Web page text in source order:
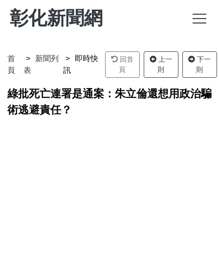
彰化新聞網
首
頁
新聞列
表
即時快
訊
回首
頁
上一
則
下一
則
綠批死亡連署是通案：朱立倫還想用政治騙
術逃避責任？